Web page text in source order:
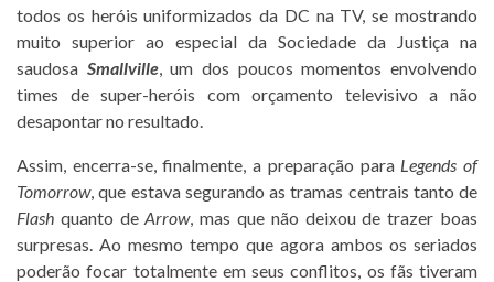
todos os heróis uniformizados da DC na TV, se mostrando
muito superior ao especial da Sociedade da Justiça na
saudosa Smallville, um dos poucos momentos envolvendo
times de super-heróis com orçamento televisivo a não
desapontar no resultado.
Assim, encerra-se, finalmente, a preparação para Legends of
Tomorrow, que estava segurando as tramas centrais tanto de
Flash quanto deArrow, mas que não deixou de trazer boas
surpresas. Ao mesmo tempo que agora ambos os seriados
poderão focar totalmente em seus conflitos, os fãs tiveram